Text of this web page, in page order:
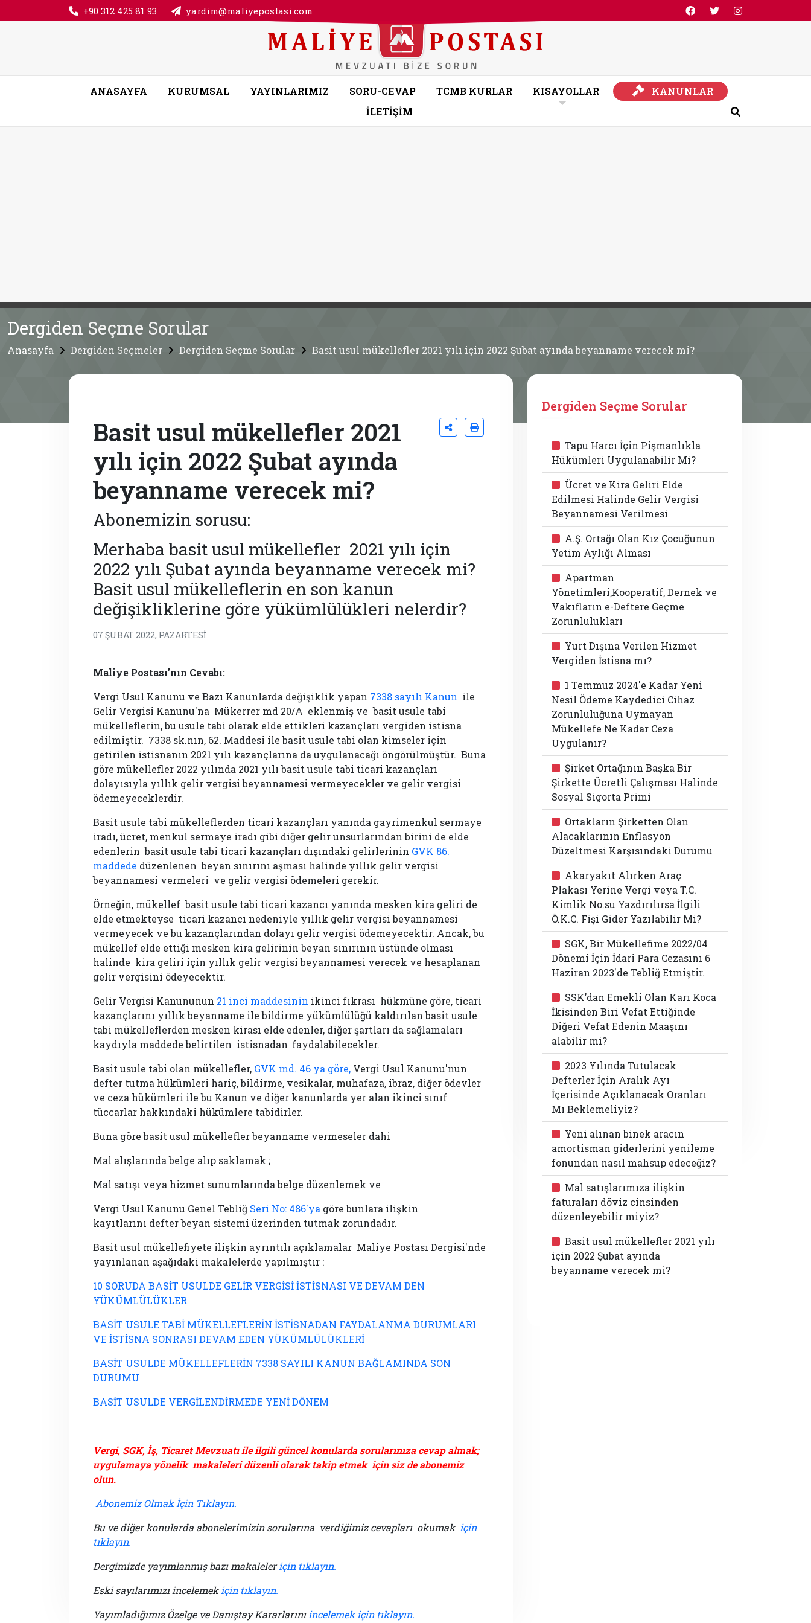
+90 312 425 81 93 yardim@maliyepostasi.com
ANASAYFA KURUMSAL YAYINLARIMIZ SORU-CEVAP TCMB KURLAR KISAYOLLAR KANUNLAR
KANUNLAR
İLETİŞİM
Dergiden Seçme Sorular
Anasayfa Dergiden Seçmeler Dergiden Seçme Sorular Basit usul mükellefler 2021 yılı için 2022 Şubat ayında beyanname verecek mi?
Basit usul mükellefler 2021
yılı için 2022 Şubat ayında
beyanname verecek mi?
Abonemizin sorusu:
Merhaba basit usul mükellefler 2021 yılı için
2022 yılı Şubat ayında beyanname verecek mi?
Basit usul mükelleflerin en son kanun
değişikliklerine göre yükümlülükleri nelerdir?
07 ŞUBAT 2022, PAZARTESI
Maliye Postası'nın Cevabı:
Vergi Usul Kanunu ve Bazı Kanunlarda değişiklik yapan 7338 sayılı Kanun ile
Gelir Vergisi Kanunu'na Mükerrer md 20/A eklenmiş ve basit usule tabi
mükelleflerin, bu usule tabi olarak elde ettikleri kazançları vergiden istisna
edilmiştir. 7338 sk.nın, 62. Maddesi ile basit usule tabi olan kimseler için
getirilen istisnanın 2021 yılı kazançlarına da uygulanacağı öngörülmüştür. Buna
göre mükellefler 2022 yılında 2021 yılı basit usule tabi ticari kazançları
dolayısıyla yıllık gelir vergisi beyannamesi vermeyecekler ve gelir vergisi
ödemeyeceklerdir.
Basit usule tabi mükelleflerden ticari kazançları yanında gayrimenkul sermaye
iradı, ücret, menkul sermaye iradı gibi diğer gelir unsurlarından birini de elde
edenlerin basit usule tabi ticari kazançları dışındaki gelirlerinin GVK 86.
maddede düzenlenen beyan sınırını aşması halinde yıllık gelir vergisi
beyannamesi vermeleri ve gelir vergisi ödemeleri gerekir.
Örneğin, mükellef basit usule tabi ticari kazancı yanında mesken kira geliri de
elde etmekteyse ticari kazancı nedeniyle yıllık gelir vergisi beyannamesi
vermeyecek ve bu kazançlarından dolayı gelir vergisi ödemeyecektir. Ancak, bu
mükellef elde ettiği mesken kira gelirinin beyan sınırının üstünde olması
halinde kira geliri için yıllık gelir vergisi beyannamesi verecek ve hesaplanan
gelir vergisini ödeyecektir.
Gelir Vergisi Kanununun 21 inci maddesinin ikinci fıkrası hükmüne göre, ticari
kazançlarını yıllık beyanname ile bildirme yükümlülüğü kaldırılan basit usule
tabi mükelleflerden mesken kirası elde edenler, diğer şartları da sağlamaları
kaydıyla maddede belirtilen istisnadan faydalabilecekler.
Basit usule tabi olan mükellefler, GVK md. 46 ya göre, Vergi Usul Kanunu'nun
defter tutma hükümleri hariç, bildirme, vesikalar, muhafaza, ibraz, diğer ödevler
ve ceza hükümleri ile bu Kanun ve diğer kanunlarda yer alan ikinci sınıf
tüccarlar hakkındaki hükümlere tabidirler.
Buna göre basit usul mükellefler beyanname vermeseler dahi
Mal alışlarında belge alıp saklamak ;
Mal satışı veya hizmet sunumlarında belge düzenlemek ve
Vergi Usul Kanunu Genel Tebliğ Seri No: 486'ya göre bunlara ilişkin
kayıtlarını defter beyan sistemi üzerinden tutmak zorundadır.
Basit usul mükellefiyete ilişkin ayrıntılı açıklamalar Maliye Postası Dergisi'nde
yayınlanan aşağıdaki makalelerde yapılmıştır :
10 SORUDA BASİT USULDE GELİR VERGİSİ İSTİSNASI VE DEVAM DEN
YÜKÜMLÜLÜKLER
BASİT USULE TABİ MÜKELLEFLERİN İSTİSNADAN FAYDALANMA DURUMLARI
VE İSTİSNA SONRASI DEVAM EDEN YÜKÜMLÜLÜKLERİ
BASİT USULDE MÜKELLEFLERİN 7338 SAYILI KANUN BAĞLAMINDA SON
DURUMU
BASİT USULDE VERGİLENDİRMEDE YENİ DÖNEM
Vergi, SGK, İş, Ticaret Mevzuatı ile ilgili güncel konularda sorularınıza cevap almak;
uygulamaya yönelik makaleleri düzenli olarak takip etmek için siz de abonemiz
olun.
Abonemiz Olmak İçin Tıklayın.
Bu ve diğer konularda abonelerimizin sorularına verdiğimiz cevapları okumak için
tıklayın.
Dergimizde yayımlanmış bazı makaleleriçin tıklayın.
Eski sayılarımızı incelemekiçin tıklayın.
Yayımladığımız Özelge ve Danıştay Kararlarınıincelemek için tıklayın.
Dergiden Seçme Sorular
Tapu Harcı İçin Pişmanlıkla
Hükümleri Uygulanabilir Mi?
Ücret ve Kira Geliri Elde
Edilmesi Halinde Gelir Vergisi
Beyannamesi Verilmesi
A.Ş. Ortağı Olan Kız Çocuğunun
Yetim Aylığı Alması
Apartman
Yönetimleri,Kooperatif, Dernek ve
Vakıfların e-Deftere Geçme
Zorunlulukları
Yurt Dışına Verilen Hizmet
Vergiden İstisna mı?
1 Temmuz 2024'e Kadar Yeni
Nesil Ödeme Kaydedici Cihaz
Zorunluluğuna Uymayan
Mükellefe Ne Kadar Ceza
Uygulanır?
Şirket Ortağının Başka Bir
Şirkette Ücretli Çalışması Halinde
Sosyal Sigorta Primi
Ortakların Şirketten Olan
Alacaklarının Enflasyon
Düzeltmesi Karşısındaki Durumu
Akaryakıt Alırken Araç
Plakası Yerine Vergi veya T.C.
Kimlik No.su Yazdırılırsa İlgili
Ö.K.C. Fişi Gider Yazılabilir Mi?
SGK, Bir Mükellefime 2022/04
Dönemi İçin İdari Para Cezasını 6
Haziran 2023'de Tebliğ Etmiştir.
SSK’dan Emekli Olan Karı Koca
İkisinden Biri Vefat Ettiğinde
Diğeri Vefat Edenin Maaşını
alabilir mi?
2023 Yılında Tutulacak
Defterler İçin Aralık Ayı
İçerisinde Açıklanacak Oranları
Mı Beklemeliyiz?
Yeni alınan binek aracın
amortisman giderlerini yenileme
fonundan nasıl mahsup edeceğiz?
Mal satışlarımıza ilişkin
faturaları döviz cinsinden
düzenleyebilir miyiz?
Basit usul mükellefler 2021 yılı
için 2022 Şubat ayında
beyanname verecek mi?